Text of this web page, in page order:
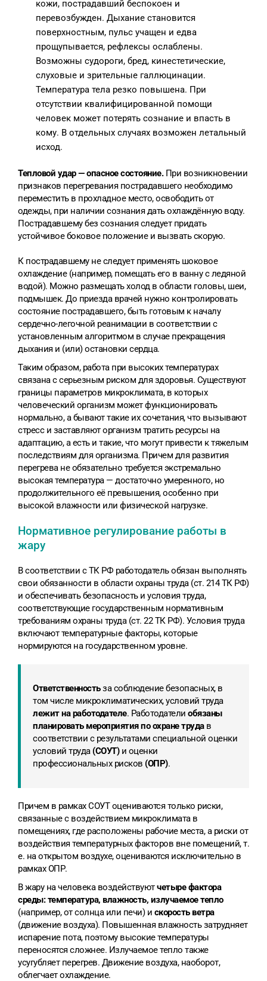
кожи, пострадавший беспокоен и
перевозбужден. Дыхание становится
поверхностным, пульс учащен и едва
прощупывается, рефлексы ослаблены.
Возможны судороги, бред, кинестетические,
слуховые и зрительные галлюцинации.
Температура тела резко повышена. При
отсутствии квалифицированной помощи
человек может потерять сознание и впасть в
кому. В отдельных случаях возможен летальный
исход.
Тепловой удар — опасное состояние.При возникновении
признаков перегревания пострадавшего необходимо
переместить в прохладное место, освободить от
одежды, при наличии сознания дать охлаждённую воду.
Пострадавшему без сознания следует придать
устойчивое боковое положение и вызвать скорую.
К пострадавшему не следует применять шоковое
охлаждение (например, помещать его в ванну с ледяной
водой). Можно размещать холод в области головы, шеи,
подмышек. До приезда врачей нужно контролировать
состояние пострадавшего, быть готовым к началу
сердечно-легочной реанимации в соответствии с
установленным алгоритмом в случае прекращения
дыхания и (или) остановки сердца.
Таким образом, работа при высоких температурах
связана с серьезным риском для здоровья. Существуют
границы параметров микроклимата, в которых
человеческий организм может функционировать
нормально, а бывают такие их сочетания, что вызывают
стресс и заставляют организм тратить ресурсы на
адаптацию, а есть и такие, что могут привести к тяжелым
последствиям для организма. Причем для развития
перегрева не обязательно требуется экстремально
высокая температура — достаточно умеренного, но
продолжительного её превышения, особенно при
высокой влажности или физической нагрузке.
Нормативное регулирование работы в
жару
В соответствии с ТК РФ работодатель обязан выполнять
свои обязанности в области охраны труда (ст. 214 ТК РФ)
и обеспечивать безопасность и условия труда,
соответствующие государственным нормативным
требованиям охраны труда (ст. 22 ТК РФ). Условия труда
включают температурные факторы, которые
нормируются на государственном уровне.
Ответственностьза соблюдение безопасных, в
том числе микроклиматических, условий труда
лежит на работодателе. Работодатели обязаны
планировать мероприятия по охране трудав
соответствии с результатами специальной оценки
условий труда (СОУТ)и оценки
профессиональных рисков (ОПР).
Причем в рамках СОУТ оцениваются только риски,
связанные с воздействием микроклимата в
помещениях, где расположены рабочие места, а риски от
воздействия температурных факторов вне помещений, т.
е. на открытом воздухе, оцениваются исключительно в
рамках ОПР.
В жару на человека воздействуютчетыре фактора
среды: температура, влажность, излучаемое тепло
(например, от солнца или печи) и скорость ветра
(движение воздуха). Повышенная влажность затрудняет
испарение пота, поэтому высокие температуры
переносятся сложнее. Излучаемое тепло также
усугубляет перегрев. Движение воздуха, наоборот,
облегчает охлаждение.